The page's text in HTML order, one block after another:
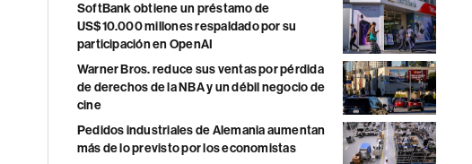
SoftBank obtiene un préstamo de
US$10.000 millones respaldado por su
participación en OpenAI
Warner Bros. reduce sus ventas por pérdida
de derechos de la NBA y un débil negocio de
cine
Pedidos industriales de Alemania aumentan
más de lo previsto por los economistas